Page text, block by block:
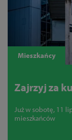
Mieszkańcy
Zajrzyj za
zwiedzanie
Już w sobotę, 11
mieszkańców